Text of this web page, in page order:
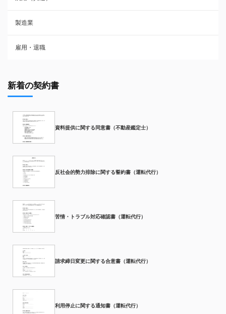
製造業
雇用・退職
新着の契約書
資料提供に関する同意書（不動産鑑定士）
反社会的勢力排除に関する誓約書（運転代行）
苦情・トラブル対応確認書（運転代行）
請求締日変更に関する合意書（運転代行）
利用停止に関する通知書（運転代行）